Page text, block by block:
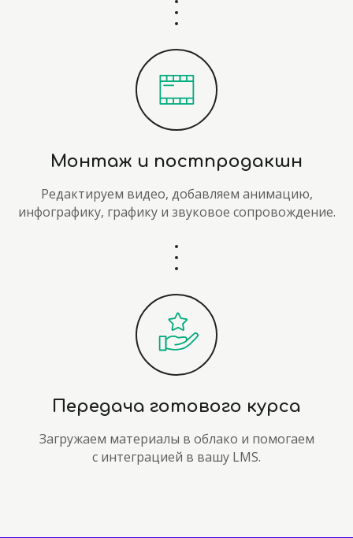
Монтаж и постпродакшн
Редактируем видео, добавляем анимацию,
инфографику, графику и звуковое сопровождение.
Передача готового курса
Загружаем материалы в облако и помогаем
с интеграцией в вашу LMS.